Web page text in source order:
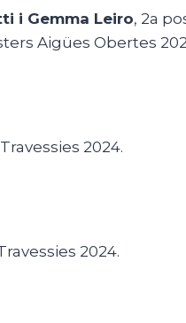
i Gemma Leiro, 2a
Aigües Obertes
2024.
2024.